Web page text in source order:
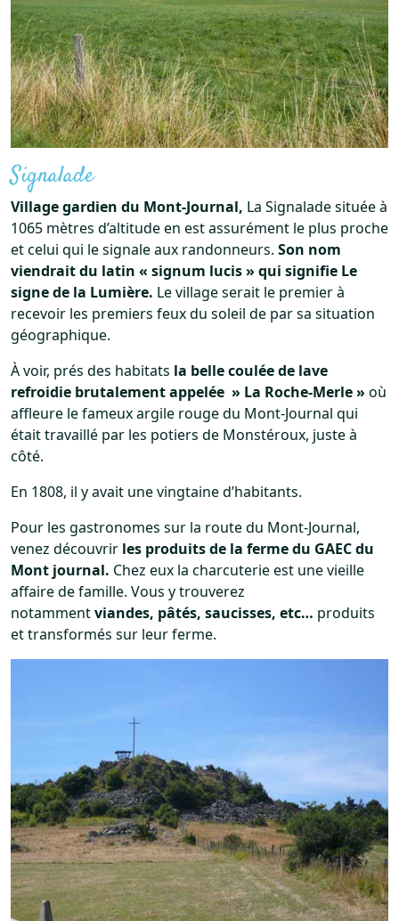
Signalade
Village gardien du Mont-Journal, La Signalade située à
1065 mètres d’altitude en est assurément le plus proche
et celui qui le signale aux randonneurs. Son nom
viendrait du latin « signum lucis » qui signifie Le
signe de la Lumière. Le village serait le premier à
recevoir les premiers feux du soleil de par sa situation
géographique.
À voir, prés des habitats la belle coulée de lave
refroidie brutalement appelée » La Roche-Merle »où
affleure le fameux argile rouge du Mont-Journal qui
était travaillé par les potiers de Monstéroux, juste à
côté.
En 1808, il y avait une vingtaine d’habitants.
Pour les gastronomes sur la route du Mont-Journal,
venez découvrir les produits de la ferme du GAEC du
Mont journal. Chez eux la charcuterie est une vieille
affaire de famille. Vous y trouverez
notammentviandes, pâtés, saucisses, etc… produits
et transformés sur leur ferme.